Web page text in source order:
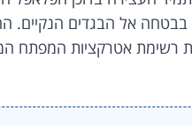
אל הבגדים הנקיים.
רשימת אטרקציות המפתח